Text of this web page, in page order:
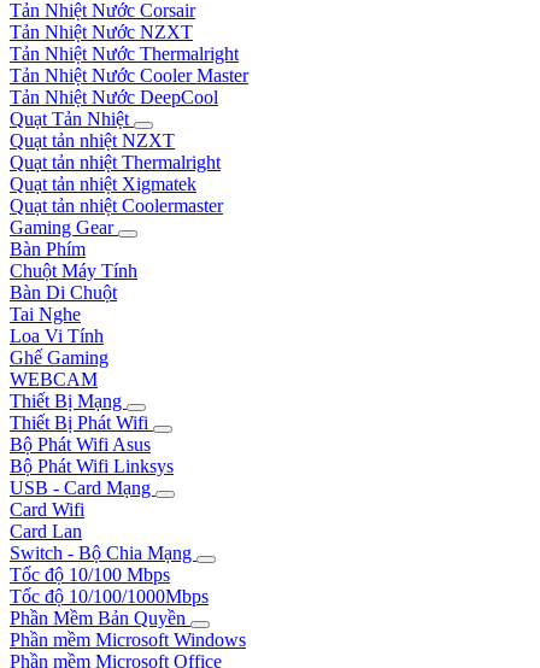
Tản Nhiệt Nước Corsair
Tản Nhiệt Nước NZXT
Tản Nhiệt Nước Thermalright
Tản Nhiệt Nước Cooler Master
Tản Nhiệt Nước DeepCool
Quạt Tản Nhiệt
Quạt tản nhiệt NZXT
Quạt tản nhiệt Thermalright
Quạt tản nhiệt Xigmatek
Quạt tản nhiệt Coolermaster
Gaming Gear
Bàn Phím
Chuột Máy Tính
Bàn Di Chuột
Tai Nghe
Loa Vi Tính
Ghế Gaming
WEBCAM
Thiết Bị Mạng
Thiết Bị Phát Wifi
Bộ Phát Wifi Asus
Bộ Phát Wifi Linksys
USB - Card Mạng
Card Wifi
Card Lan
Switch - Bộ Chia Mạng
Tốc độ 10/100 Mbps
Tốc độ 10/100/1000Mbps
Phần Mềm Bản Quyền
Phần mềm Microsoft Windows
Phần mềm Microsoft Office